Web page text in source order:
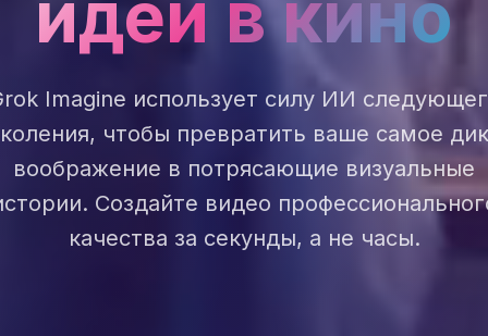
идеи в кино
Imagine использует силу ИИ
чтобы превратить ваше самое
воображение в потрясающие визуальные
Создайте видео
качества за секунды, а не часы.